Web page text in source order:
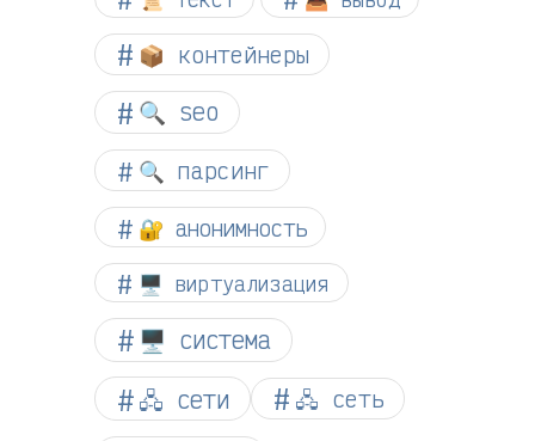
📦 контейнеры
🔍 seo
🔍 парсинг
🔐 анонимность
🖥️ виртуализация
🖥️ система
🖧 сети
🖧 сеть